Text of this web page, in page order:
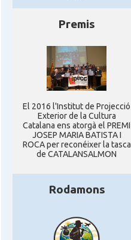
Premis
El 2016 l'Institut de Projecció
Exterior de la Cultura
Catalana ens atorgà el PREMI
JOSEP MARIA BATISTA I
ROCA per reconéixer la tasca
de CATALANSALMON
Rodamons